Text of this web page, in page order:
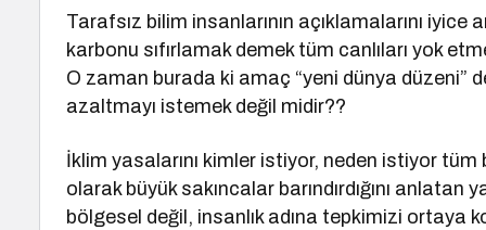
Tarafsız bilim insanlarının açıklamalarını
karbonu sıfırlamak demek tüm canlıları yok
O zaman burada ki amaç “yeni dünya
azaltmayı istemek değil midir??
İklim yasalarını kimler istiyor, neden istiyor
olarak büyük sakıncalar barındırdığını
bölgesel değil, insanlık adına tepkimizi ortaya